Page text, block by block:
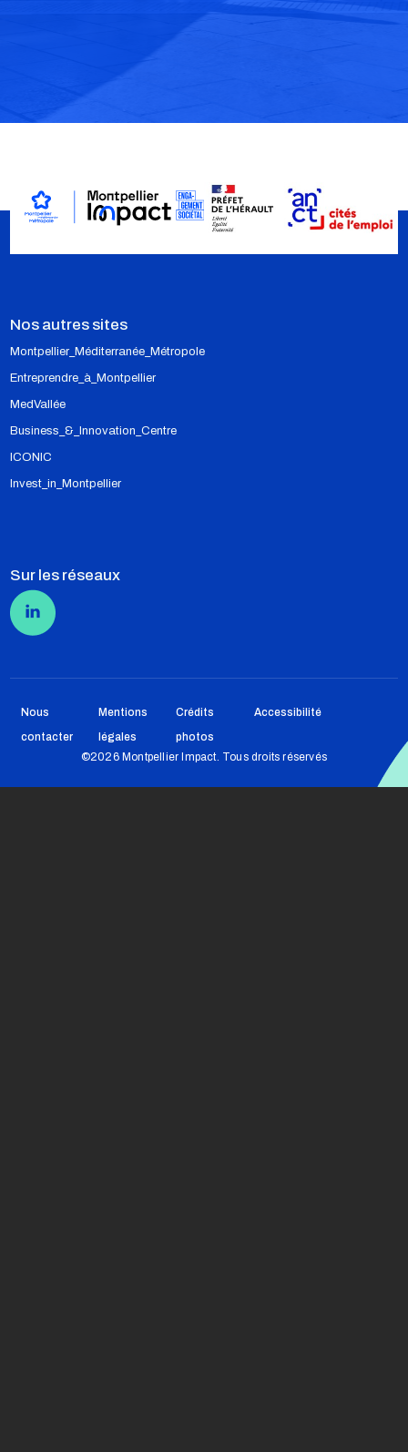
Nos autres sites
Montpellier_Méditerranée_Métropole
Entreprendre_à_Montpellier
MedVallée
Business_&_Innovation_Centre
ICONIC
Invest_in_Montpellier
Sur les réseaux
Nous
contacter
Mentions
légales
Crédits
photos
Accessibilité
©2026 Montpellier Impact. Tous droits réservés